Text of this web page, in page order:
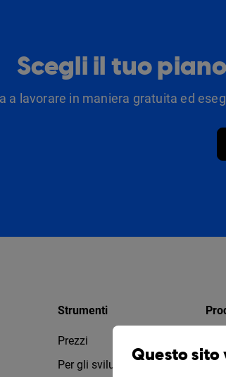
Scegli il tuo
a lavorare in maniera gratuita ed
Strumenti
Prezzi
Per gli sviluppatoriQuesto